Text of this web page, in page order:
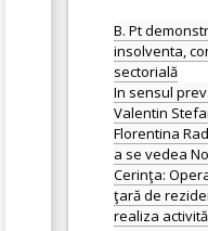
B. Pt
insolventa,
sectorială
In sensul
Valentin
Florentina
a se vedea
Cerinţa:
ţară de
realiza